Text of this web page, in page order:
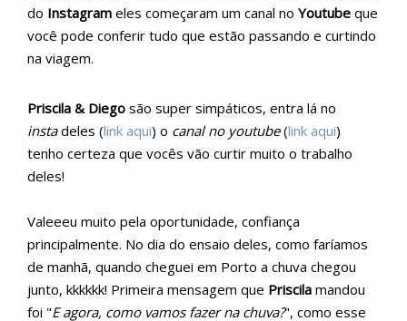
do Instagram eles começaram um canal no Youtube que
você pode conferir tudo que estão passando e curtindo
na viagem.
Priscila & Diego são super simpáticos, entra lá no
instadeles (link aqui) o canal no youtube(link aqui)
tenho certeza que vocês vão curtir muito o trabalho
deles!
Valeeeu muito pela oportunidade, confiança
principalmente. No dia do ensaio deles, como faríamos
de manhã, quando cheguei em Porto a chuva chegou
junto, kkkkkk! Primeira mensagem que Priscila mandou
foi "E agora, como vamos fazer na chuva?", como esse